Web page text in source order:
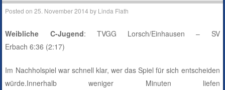
Posted on25. November 2014 by Linda Flath
Weibliche C-Jugend: TVGG Lorsch/Einhausen – SV
Erbach 6:36 (2:17)
Im Nachholspiel war schnell klar, wer das Spiel für sich entscheiden
würde.Innerhalb weniger Minuten liefen